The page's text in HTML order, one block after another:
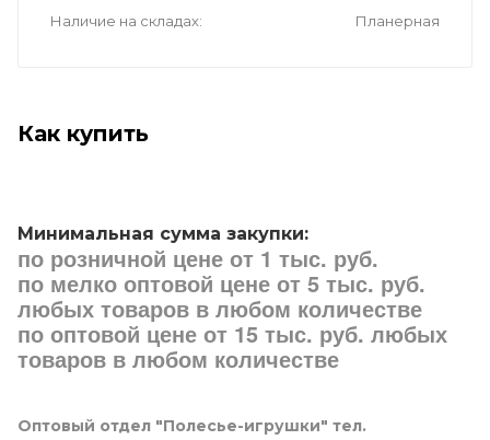
Наличие на складах Планерная
Как купить
Минимальная сумма закупки:
по розничной цене от 1 тыс. руб.
по мелко оптовой цене от 5 тыс. руб.
любых товаров в любом количестве
по оптовой цене от 15 тыс. руб. любых
товаров в любом количестве
Оптовый отдел "Полесье-игрушки" тел.